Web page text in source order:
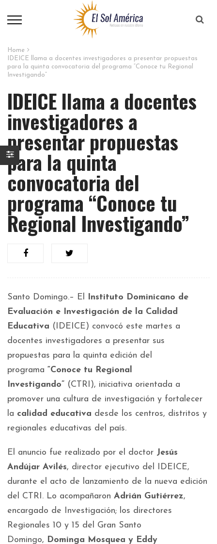
Home
IDEICE llama a docentes investigadores a presentar propuestas
para la quinta convocatoria del programa “Conoce tu Regional
Investigando”
IDEICE llama a docentes
investigadores a
presentar propuestas
para la quinta
convocatoria del
programa “Conoce tu
Regional Investigando”
Santo Domingo.– El Instituto Dominicano de
Evaluación e Investigación de la Calidad
Educativa (IDEICE) convocó este martes a
docentes investigadores a presentar sus
propuestas para la quinta edición del
programa “Conoce tu Regional
Investigando” (CTRI), iniciativa orientada a
promover una cultura de investigación y fortalecer
la calidad educativa desde los centros, distritos y
regionales educativas del país.
El anuncio fue realizado por el doctor Jesús
Andújar Avilés, director ejecutivo del IDEICE,
durante el acto de lanzamiento de la nueva edición
del CTRI. Lo acompañaron Adrián Gutiérrez,
encargado de Investigación; los directores
Regionales 10 y 15 del Gran Santo
Domingo, Dominga Mosquea y Eddy